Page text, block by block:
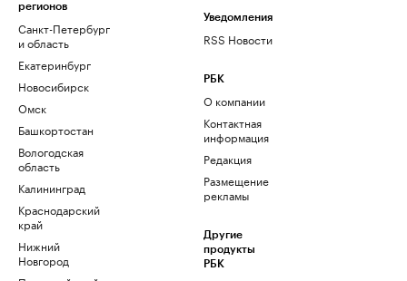
регионов
Санкт-Петербург
и область
Екатеринбург
Новосибирск
Омск
Башкортостан
Вологодская
область
Калининград
Краснодарский
край
Нижний
Новгород
Уведомления
RSS Новости
РБК
О компании
Контактная
информация
Редакция
Размещение
рекламы
Другие
продукты
РБК